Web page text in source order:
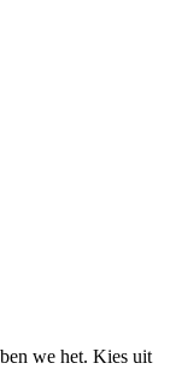
we het. Kies uit